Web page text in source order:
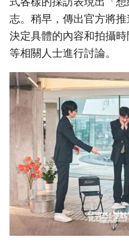
志。稍早，傳出官方將
決定具體的內容和拍攝
等相關人士進行討論。